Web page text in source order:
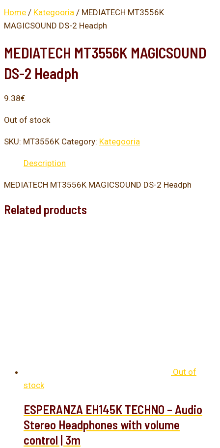
Home / Kategooria / MEDIATECH MT3556K
MAGICSOUND DS-2 Headph
MEDIATECH MT3556K MAGICSOUND
DS-2 Headph
9.38€
Out of stock
SKU: MT3556K Category: Kategooria
Description
MEDIATECH MT3556K MAGICSOUND DS-2 Headph
Related products
Out of
stock
ESPERANZA EH145K TECHNO – Audio
Stereo Headphones with volume
control | 3m